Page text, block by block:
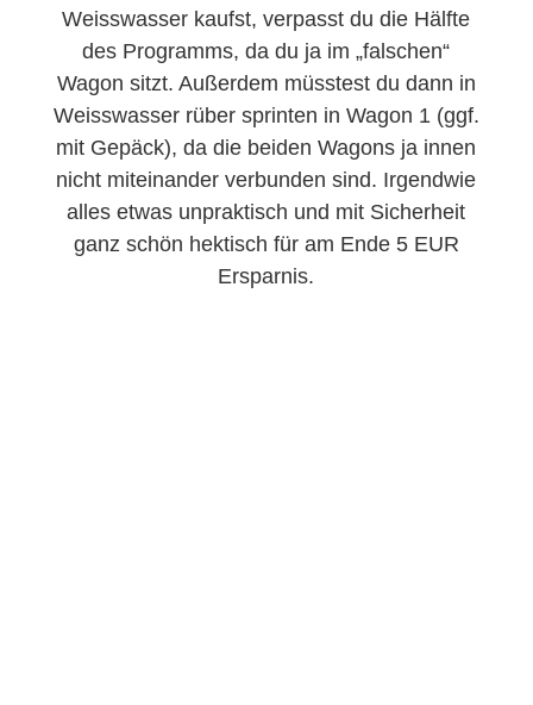
Weisswasser kaufst, verpasst du die Hälfte
des Programms, da du ja im „falschen“
Wagon sitzt. Außerdem müsstest du dann in
Weisswasser rüber sprinten in Wagon 1 (ggf.
mit Gepäck), da die beiden Wagons ja innen
nicht miteinander verbunden sind. Irgendwie
alles etwas unpraktisch und mit Sicherheit
ganz schön hektisch für am Ende 5 EUR
Ersparnis.